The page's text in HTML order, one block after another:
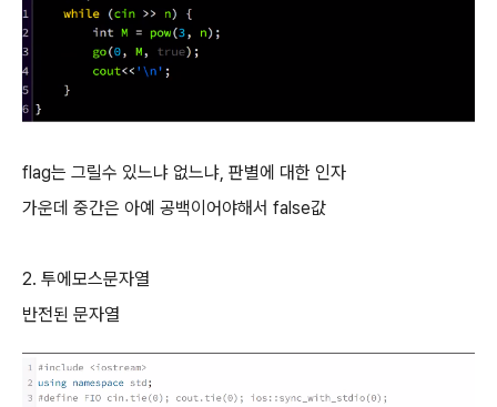
flag는 그릴수 있느냐 없느냐, 판별에 대한 인자
가운데 중간은 아예 공백이어야해서 false값
2. 투에모스문자열
반전된 문자열